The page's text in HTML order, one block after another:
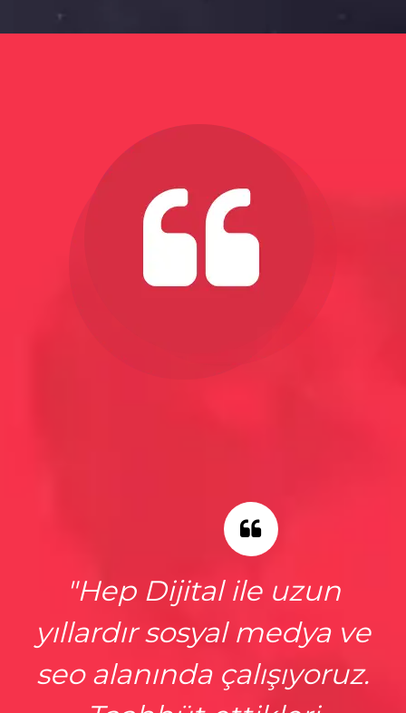
"Hep Dijital ile uzun
yıllardır sosyal medya ve
seo alanında çalışıyoruz.
"Yeme-İçme sektöründeki
firmamıza, pandemi
başından beri yaptıkları